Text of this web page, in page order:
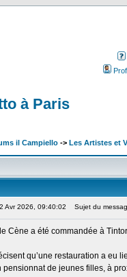
à Paris
il Campiello -> Les Artistes et
Avr 2026, 09:40:02 Sujet du
Cène a été commandée à
qu’une restauration a eu
pensionnat de jeunes filles, à